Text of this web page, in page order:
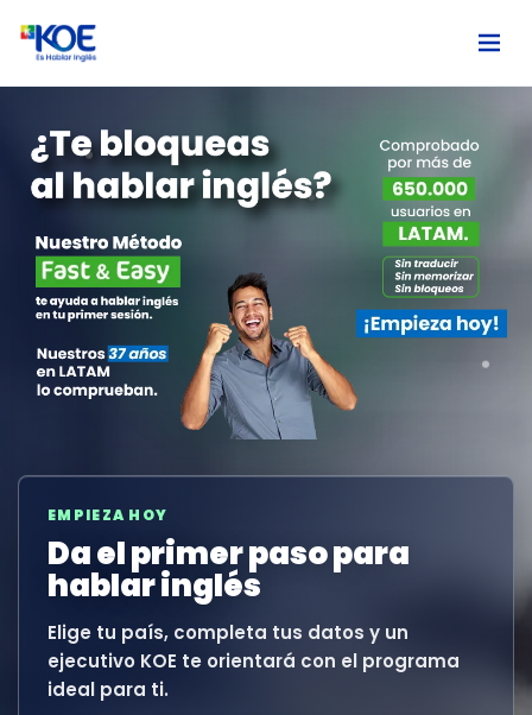
Ingles
Paises
Nosotros
Usuarios
Comunidad
Habla
inglés
desde
la
primera
sesión
EMPIEZA HOY
Da el primer paso para
hablar inglés
Elige tu país, completa tus datos y un
ejecutivo KOE te orientará con el programa
ideal para ti.